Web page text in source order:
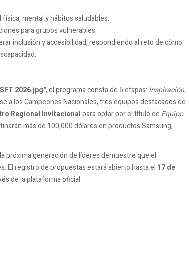
mental y hábitos saludables.
para grupos vulnerables.
inclusión y accesibilidad, respondiendo al reto de cómo
2026.jpg", el programa consta de 5 etapas: Inspiración,
a los Campeones Nacionales, tres equipos destacados de
Regional Invitacionalpara optar por el título de Equipo
más de 100,000 dólares en productos Samsung,
próxima generación de líderes demuestre que el
El registro de propuestas estará abierto hasta el 17 de
de la plataforma oficial: